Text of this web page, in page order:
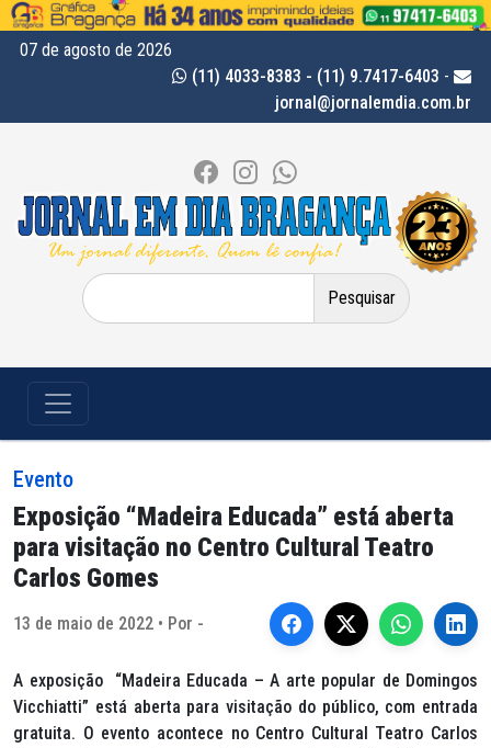
07 de agosto de 2026
(11) 4033-8383 - (11) 9.7417-6403 -
jornal@jornalemdia.com.br
Pesquisar
por:
Evento
Exposição “Madeira Educada” está aberta
para visitação no Centro Cultural Teatro
Carlos Gomes
13 de maio de 2022 • Por -
A exposição “Madeira Educada – A arte popular de Domingos
Vicchiatti” está aberta para visitação do público, com entrada
gratuita. O evento acontece no Centro Cultural Teatro Carlos